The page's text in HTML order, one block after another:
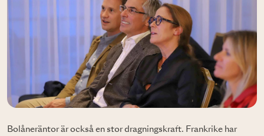
Bolåneräntor är också en stor dragningskraft. Frankrike har